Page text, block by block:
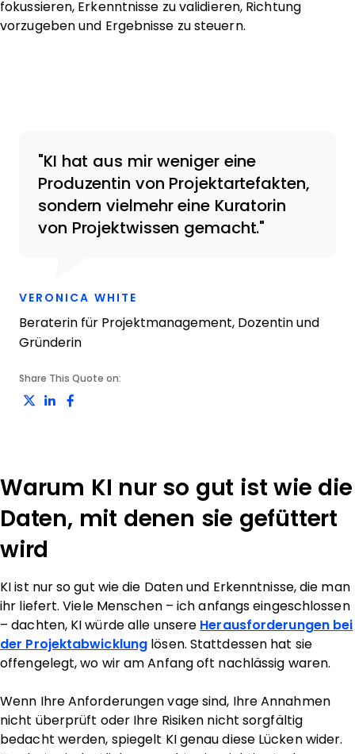
fokussieren, Erkenntnisse zu validieren, Richtung
vorzugeben und Ergebnisse zu steuern.
KI hat aus mir weniger eine
Produzentin von Projektartefakten,
sondern vielmehr eine Kuratorin
von Projektwissen gemacht.
Share This Quote on:
Share on Twitter
Share on LinkedIn
VERONICA WHITE
Beraterin für Projektmanagement, Dozentin und
Gründerin
Warum KI nur so gut ist wie die
Daten, mit denen sie gefüttert
wird
KI ist nur so gut wie die Daten und Erkenntnisse, die man
ihr liefert. Viele Menschen – ich anfangs eingeschlossen
– dachten, KI würde alle unsere Herausforderungen bei
der Projektabwicklung lösen. Stattdessen hat sie
offengelegt, wo wir am Anfang oft nachlässig waren.
Wenn Ihre Anforderungen vage sind, Ihre Annahmen
nicht überprüft oder Ihre Risiken nicht sorgfältig
bedacht werden, spiegelt KI genau diese Lücken wider.